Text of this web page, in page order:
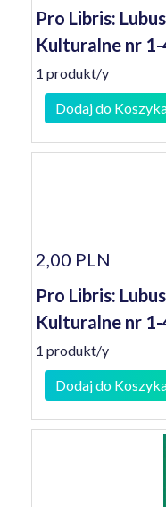
Pro Libris:
Kulturalne nr
1 produkt/y
Dodaj do
2,00 PLN
Pro Libris:
Kulturalne nr
1 produkt/y
Dodaj do